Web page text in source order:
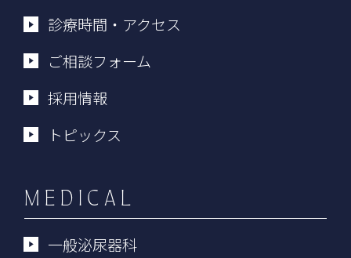
診療時間・アクセス
ご相談フォーム
採用情報
トピックス
MEDICAL
一般泌尿器科